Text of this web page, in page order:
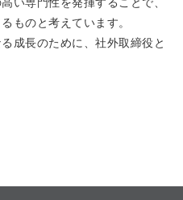
い専門性を発揮することで、
ものと考えています。
成長のために、社外取締役と